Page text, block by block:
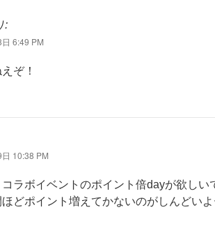
:
6:49 PM
ぞ！
10:38 PM
ラボイベントのポイント倍dayが欲しい
どポイント増えてかないのがしんどいよ